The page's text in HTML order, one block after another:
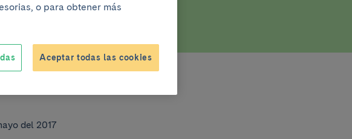
del 2017
o para obtener más
Aceptar todas las cookies